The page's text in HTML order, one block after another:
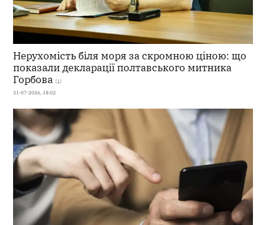
Нерухомість біля моря за скромною ціною: що
показали декларації полтавського митника
Горбова (1)
31-07-2026, 18:02